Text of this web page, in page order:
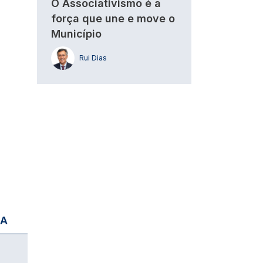
O Associativismo é a
força que une e move o
Município
Rui Dias